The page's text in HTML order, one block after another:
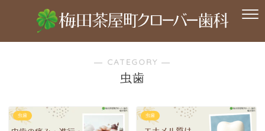
― CATEGORY ―
虫歯
虫歯 虫歯